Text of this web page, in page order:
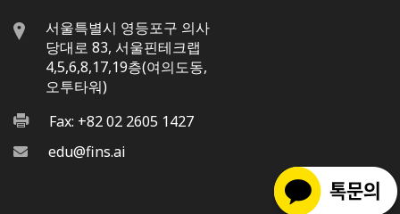
서울특별시 영등포구 의사
당대로 83, 서울핀테크랩
4,5,6,8,17,19층(여의도동,
오투타워)
Fax: +82 02 2605 1427
edu@fins.ai